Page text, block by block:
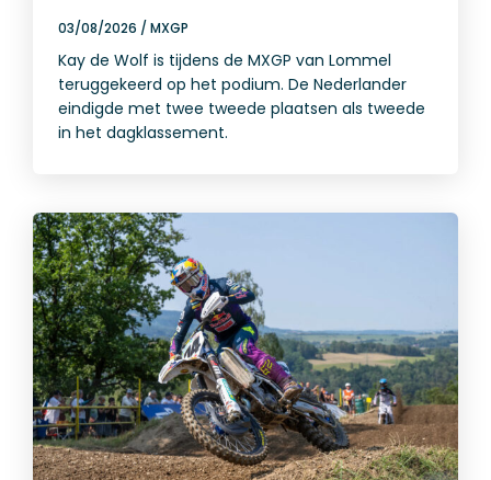
03/08/2026 / MXGP
Kay de Wolf is tijdens de MXGP van Lommel
teruggekeerd op het podium. De Nederlander
eindigde met twee tweede plaatsen als tweede
in het dagklassement.